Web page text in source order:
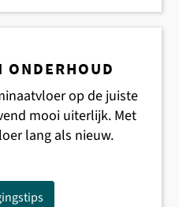
ONDERHOUD
op de juiste
mooi uiterlijk. Met
lang als nieuw.